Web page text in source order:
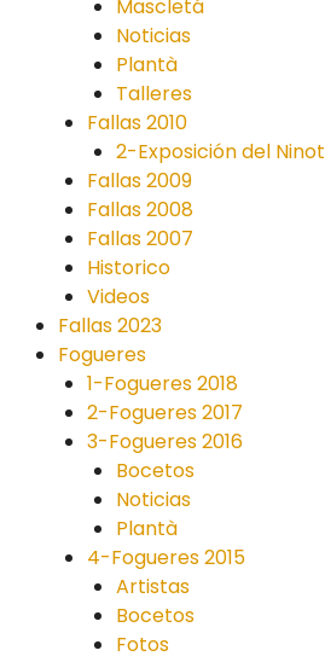
Mascletá
Noticias
Plantà
Talleres
Fallas 2010
2-Exposición del Ninot
Fallas 2009
Fallas 2008
Fallas 2007
Historico
Videos
Fallas 2023
Fogueres
1-Fogueres 2018
2-Fogueres 2017
3-Fogueres 2016
Bocetos
Noticias
Plantà
4-Fogueres 2015
Artistas
Bocetos
Fotos